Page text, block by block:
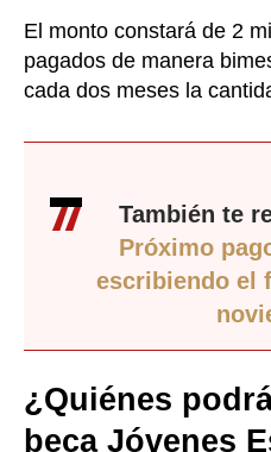
El monto constará de 2
pagados de manera
cada dos meses la
También te
Próximo
escribiendo el
¿Quiénes
beca Jóvenes